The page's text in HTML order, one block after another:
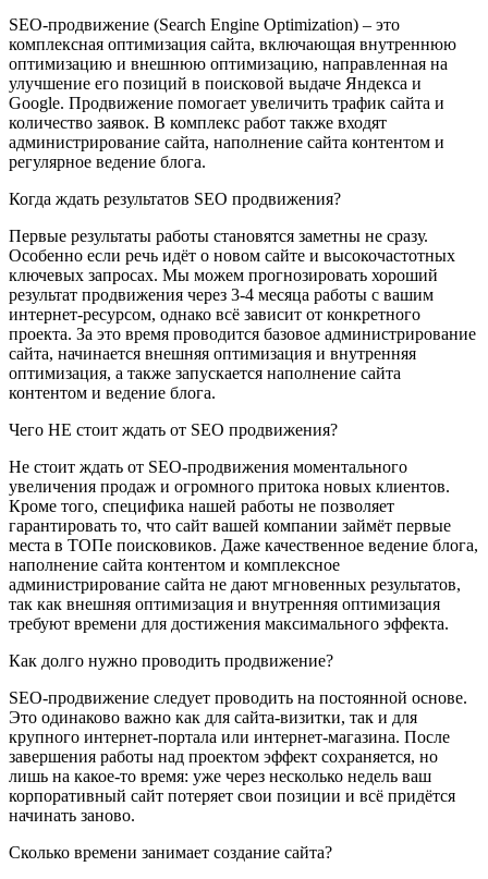
SEO-продвижение (Search Engine Optimization) – это
комплексная оптимизация сайта, включающая внутреннюю
оптимизацию и внешнюю оптимизацию, направленная на
улучшение его позиций в поисковой выдаче Яндекса и
Google. Продвижение помогает увеличить трафик сайта и
количество заявок. В комплекс работ также входят
администрирование сайта, наполнение сайта контентом и
регулярное ведение блога.
Когда ждать результатов SEO продвижения?
Первые результаты работы становятся заметны не сразу.
Особенно если речь идёт о новом сайте и высокочастотных
ключевых запросах. Мы можем прогнозировать хороший
результат продвижения через 3-4 месяца работы с вашим
интернет-ресурсом, однако всё зависит от конкретного
проекта. За это время проводится базовое администрирование
сайта, начинается внешняя оптимизация и внутренняя
оптимизация, а также запускается наполнение сайта
контентом и ведение блога.
Чего НЕ стоит ждать от SEO продвижения?
Не стоит ждать от SEO-продвижения моментального
увеличения продаж и огромного притока новых клиентов.
Кроме того, специфика нашей работы не позволяет
гарантировать то, что сайт вашей компании займёт первые
места в ТОПе поисковиков. Даже качественное ведение блога,
наполнение сайта контентом и комплексное
администрирование сайта не дают мгновенных результатов,
так как внешняя оптимизация и внутренняя оптимизация
требуют времени для достижения максимального эффекта.
Как долго нужно проводить продвижение?
SEO-продвижение следует проводить на постоянной основе.
Это одинаково важно как для сайта-визитки, так и для
крупного интернет-портала или интернет-магазина. После
завершения работы над проектом эффект сохраняется, но
лишь на какое-то время: уже через несколько недель ваш
корпоративный сайт потеряет свои позиции и всё придётся
начинать заново.
Сколько времени занимает создание сайта?